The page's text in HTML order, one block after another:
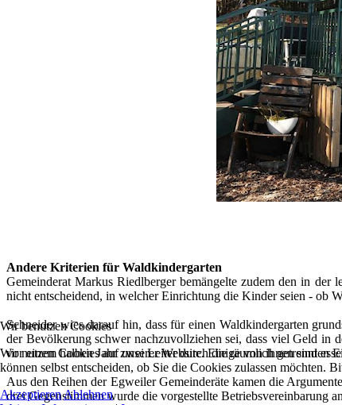
Andere Kriterien für Waldkindergarten
Gemeinderat Markus Riedlberger bemängelte zudem den in
nicht entscheidend, in welcher Einrichtung die Kinder seien - ob
Schneider wies darauf hin, dass für einen Waldkindergarten
der Bevölkerung schwer nachzuvollziehen sei, dass viel Geld in
vor einem halben Jahr zwei Leiter durch die räumlich getrennten
Aus den Reihen der Egweiler Gemeinderäte kamen die
drei Gegenstimmen wurde die vorgestellte Betriebsvereinbarung
Wir benutzen Cookies
Wir nutzen Cookies auf unserer Website. Einige von ihnen sind
können selbst entscheiden, ob Sie die Cookies zulassen möchten.
AkzeptierenAblehnen